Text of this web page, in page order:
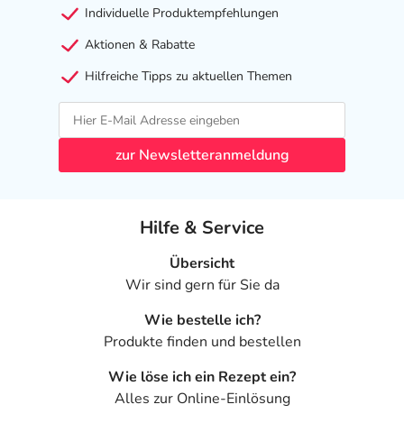
Individuelle Produktempfehlungen
Aktionen & Rabatte
Hilfreiche Tipps zu aktuellen Themen
zur Newsletteranmeldung
Hilfe & Service
Übersicht
Wir sind gern für Sie da
Wie bestelle ich?
Produkte finden und bestellen
Wie löse ich ein Rezept ein?
Alles zur Online-Einlösung